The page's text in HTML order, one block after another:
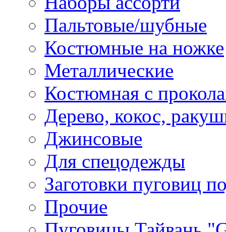
Пальтовые/шубные
Костюмные на ножке
Металлические
Костюмная с
Дерево, кокос,
Джинсовые
Для спецодежды
Заготовки пуговиц
Прочие